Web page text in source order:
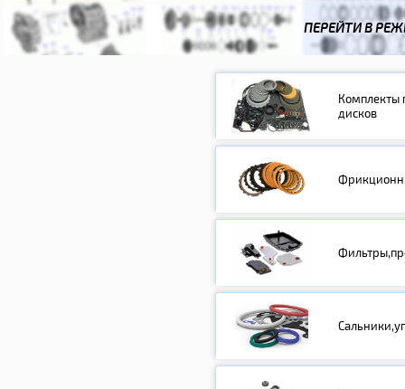
ПЕРЕЙТИ В
Комплекты
дисков